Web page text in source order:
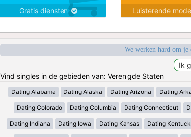
Gratis diensten Luisterende
We werken hard om je
Vind singles in de gebieden van: Verenigde Staten
Dating Alabama Dating Alaska Dating Arizona Dating
Dating Colorado Dating Columbia Dating Connecticut
Dating Indiana Dating Iowa Dating Kansas Dating